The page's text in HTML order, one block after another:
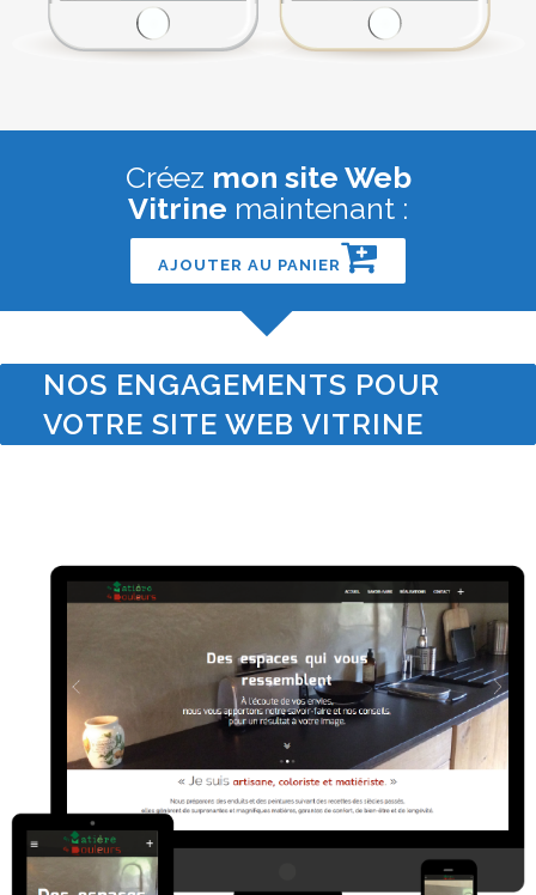
Créez mon site Web
Vitrine maintenant :
AJOUTER AU PANIER
NOS ENGAGEMENTS POUR
VOTRE SITE WEB VITRINE